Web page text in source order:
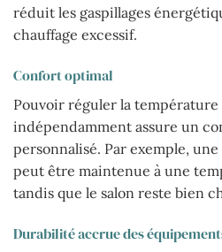
réduit les gaspillages
chauffage excessif.
Confort optimal
Pouvoir réguler la
indépendamment assure un
personnalisé. Par exemple,
peut être maintenue à une
tandis que le salon reste bien
Durabilité accrue des